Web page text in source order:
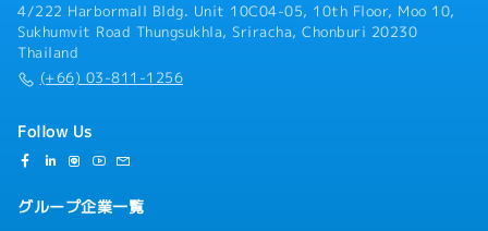
4/222 Harbormall Bldg. Unit 10C04-05, 10th Floor, Moo 10,
Sukhumvit Road Thungsukhla, Sriracha, Chonburi 20230
Thailand
(+66) 03-811-1256
Follow Us
グループ企業一覧